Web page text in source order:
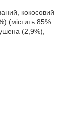
кокосовий
(містить 85%
(2,9%),